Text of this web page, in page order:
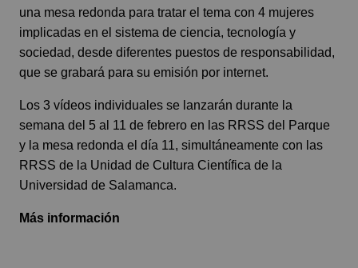
una mesa redonda para tratar el tema con 4 mujeres
implicadas en el sistema de ciencia, tecnología y
sociedad, desde diferentes puestos de responsabilidad,
que se grabará para su emisión por internet.
Los 3 vídeos individuales se lanzarán durante la
semana del 5 al 11 de febrero en las RRSS del Parque
y la mesa redonda el día 11, simultáneamente con las
RRSS de la Unidad de Cultura Científica de la
Universidad de Salamanca.
Más información